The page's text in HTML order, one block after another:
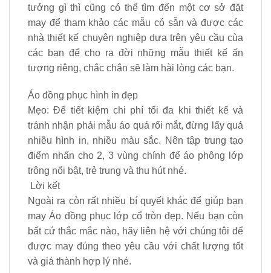
tưởng gì thì cũng có thể tìm đến một cơ sở đặt
may để tham khảo các mẫu có sẵn và được các
nhà thiết kế chuyên nghiệp dựa trên yêu cầu cùa
các bạn để cho ra đời những mẫu thiết kế ấn
tượng riêng, chắc chắn sẽ làm hài lòng các bạn.
Áo đồng phục hình in đẹp
Mẹo: Để tiết kiệm chi phí tối đa khi thiết kế và
tránh nhận phải mẫu áo quá rối mắt, đừng lấy quá
nhiều hình in, nhiều màu sắc. Nên tập trung tạo
điểm nhấn cho 2, 3 vùng chính để áo phông lớp
trông nổi bật, trẻ trung và thu hút nhé.
Lời kết
Ngoài ra còn rất nhiều bí quyết khác để giúp bạn
may Áo đồng phục lớp cổ tròn đẹp. Nếu bạn còn
bất cứ thắc mắc nào, hãy liên hệ với chúng tôi để
được may đúng theo yêu cầu với chất lượng tốt
và giá thành hợp lý nhé.